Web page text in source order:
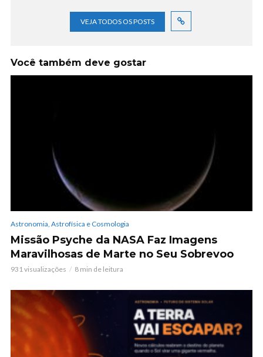
VEJA TODOS OS POSTS
Você também deve gostar
Astronomia, Astrofísica e Cosmologia
Missão Psyche da NASA Faz Imagens
Maravilhosas de Marte no Seu Sobrevoo
931 visualizações 8 min de leitura